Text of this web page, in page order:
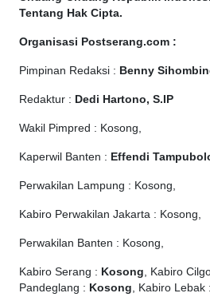
Tentang Hak Cipta.
Organisasi Postserang.com :
Pimpinan Redaksi : Benny
Redaktur : Dedi Hartono, S.IP
Wakil Pimpred : Kosong,
Kaperwil Banten : Effendi
Perwakilan Lampung : Kosong,
Kabiro Perwakilan Jakarta : Kosong,
Perwakilan Banten : Kosong,
Kabiro Serang : Kosong, Kabiro
Pandeglang : Kosong, Kabiro Lebak :